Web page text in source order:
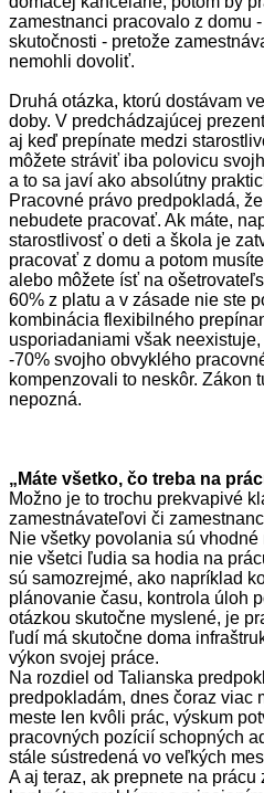
zamestnanci pracovalo z domu
skutočnosti - pretože
nemohli dovoliť.
Druhá otázka, ktorú dostávam
doby. V predchádzajúcej
aj keď prepínate medzi
môžete stráviť iba polovicu
a to sa javí ako absolútny
Pracovné právo predpokladá,
nebudete pracovať. Ak máte,
starostlivosť o deti a škola je
pracovať z domu a potom
alebo môžete ísť na
60% z platu a v zásade nie ste
kombinácia flexibilného
usporiadaniami však
-70% svojho obvyklého
kompenzovali to neskôr. Zákon
nepozná.
„Máte všetko, čo treba na
Možno je to trochu prekvapivé
zamestnávateľovi či
Nie všetky povolania sú
nie všetci ľudia sa hodia na
sú samozrejmé, ako napríklad
plánovanie času, kontrola úloh
otázkou skutočne myslené, je
ľudí má skutočne doma
výkon svojej práce.
Na rozdiel od Talianska
predpokladám, dnes čoraz viac
meste len kvôli prác, výskum
pracovných pozícií schopných
stále sústredená vo veľkých
A aj teraz, ak prepnete na prácu